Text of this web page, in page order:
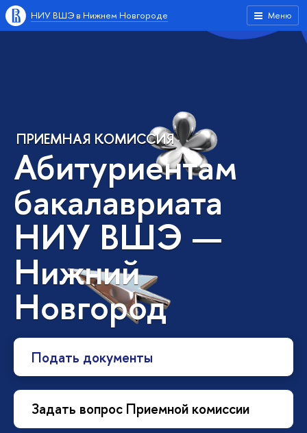
Меню
НИУ ВШЭ в Нижнем Новгороде
ПРИЕМНАЯ КОМИССИЯ
Абитуриентам
бакалавриата
НИУ ВШЭ —
Нижний
Новгород
Подать документы
Задать вопрос Приемной комиссии